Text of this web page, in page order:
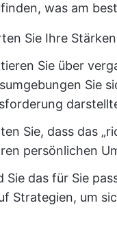
was am
Sie Ihre
Sie über
Sie
Sie, dass das
persönlichen
Sie das für Sie
Strategien, um